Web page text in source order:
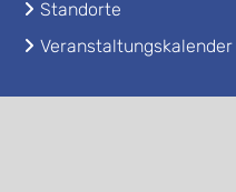
Standorte
Veranstaltungskalender